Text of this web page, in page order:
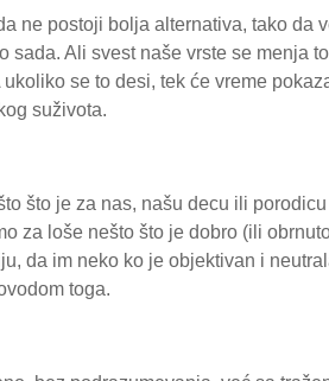
ne postoji bolja alternativa, tako da
Ali svest naše vrste se menja
se to desi, tek će vreme
suživota.
što je za nas, našu decu ili
za loše nešto što je dobro (ili
da im neko ko je objektivan i
toga.